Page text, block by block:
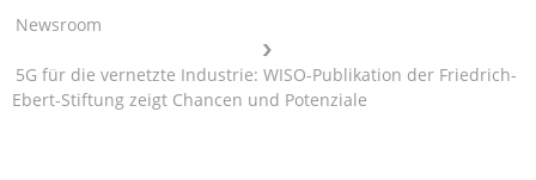
Newsroom
5G für die vernetzte Industrie: WISO-Publikation der Friedrich-
Ebert-Stiftung zeigt Chancen und Potenziale